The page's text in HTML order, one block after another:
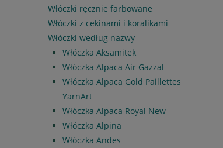
Włóczki ręcznie farbowane
Włóczki z cekinami i koralikami
Włóczki według nazwy
Włóczka Aksamitek
Włóczka Alpaca Air Gazzal
Włóczka Alpaca Gold Paillettes
YarnArt
Włóczka Alpaca Royal New
Włóczka Alpina
Włóczka Andes